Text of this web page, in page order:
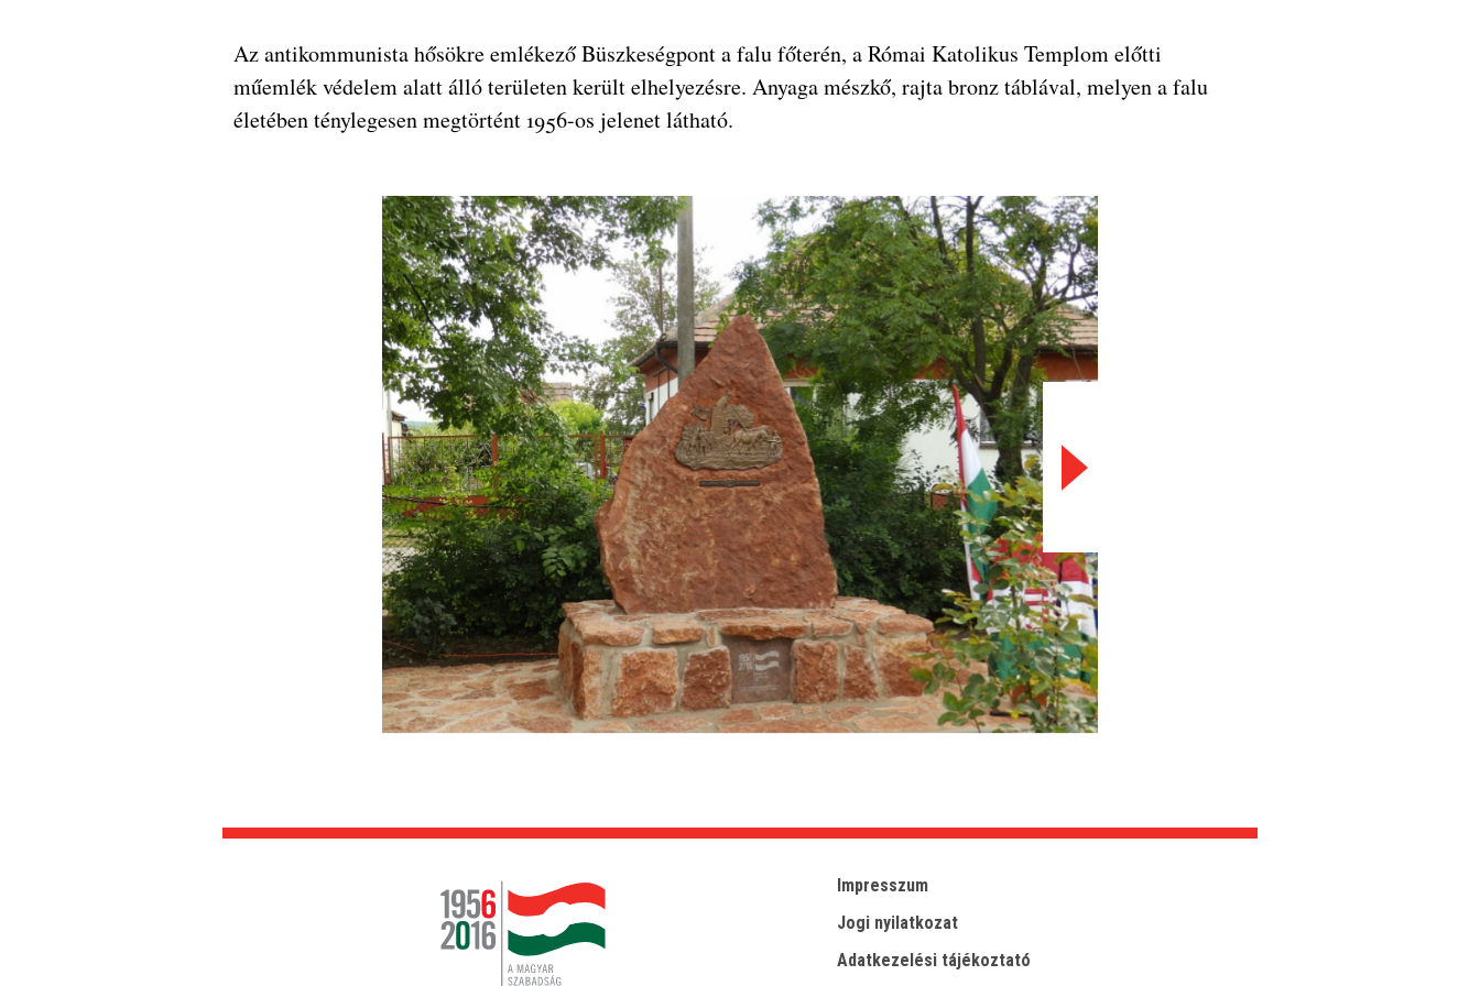
Az antikommunista hősökre emlékező Büszkeségpont a falu főterén, a Római Katolikus Templom előtti
műemlék védelem alatt álló területen került elhelyezésre. Anyaga mészkő, rajta bronz táblával, melyen a falu
életében ténylegesen megtörtént 1956-os jelenet látható.
Impresszum
Jogi nyilatkozat
Adatkezelési tájékoztató